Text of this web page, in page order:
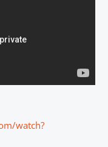
watch?